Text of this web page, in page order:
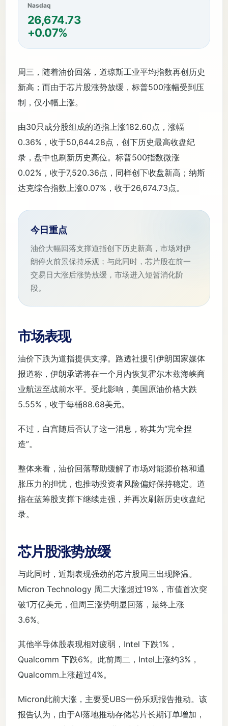
Nasdaq
26,674.73
+0.07%
周三，随着油价回落，道琼斯工业平均指数再创历史
新高；而由于芯片股涨势放缓，标普500涨幅受到压
制，仅小幅上涨。
由30只成分股组成的道指上涨182.60点，涨幅
0.36%，收于50,644.28点，创下历史最高收盘纪
录，盘中也刷新历史高位。标普500指数微涨
0.02%，收于7,520.36点，同样创下收盘新高；纳斯
达克综合指数上涨0.07%，收于26,674.73点。
今日重点
油价大幅回落支撑道指创下历史新高，市场对伊
朗停火前景保持乐观；与此同时，芯片股在前一
交易日大涨后涨势放缓，市场进入短暂消化阶
段。
市场表现
油价下跌为道指提供支撑。路透社援引伊朗国家媒体
报道称，伊朗承诺将在一个月内恢复霍尔木兹海峡商
业航运至战前水平。受此影响，美国原油价格大跌
5.55%，收于每桶88.68美元。
不过，白宫随后否认了这一消息，称其为“完全捏
造”。
整体来看，油价回落帮助缓解了市场对能源价格和通
胀压力的担忧，也推动投资者风险偏好保持稳定。道
指在蓝筹股支撑下继续走强，并再次刷新历史收盘纪
录。
芯片股涨势放缓
与此同时，近期表现强劲的芯片股周三出现降温。
Micron Technology 周二大涨超过19%，市值首次突
破1万亿美元，但周三涨势明显回落，最终上涨
3.6%。
其他半导体股表现相对疲弱，Intel 下跌1%，
Qualcomm 下跌6%。此前周二，Intel上涨约3%，
Qualcomm上涨超过4%。
Micron此前大涨，主要受UBS一份乐观报告推动。该
报告认为，由于AI落地推动存储芯片长期订单增加，